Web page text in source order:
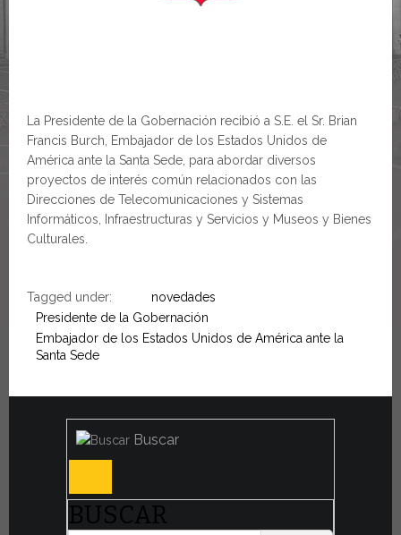
La Presidente de la Gobernación recibió a S.E. el Sr. Brian
Francis Burch, Embajador de los Estados Unidos de
América ante la Santa Sede, para abordar diversos
proyectos de interés común relacionados con las
Direcciones de Telecomunicaciones y Sistemas
Informáticos, Infraestructuras y Servicios y Museos y Bienes
Culturales.
Tagged under:
novedades
Presidente de la Gobernación
Embajador de los Estados Unidos de América ante la
Santa Sede
Buscar
BUSCAR